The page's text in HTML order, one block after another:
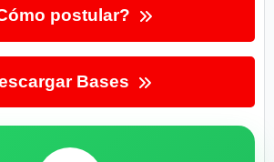
postular?
Bases